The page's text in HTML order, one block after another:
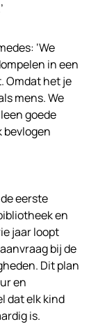
‘We
in een
Omdat het je
mens. We
goede
bevlogen
eerste
en
jaar loopt
bij de
Dit plan
en
dat elk kind
is.